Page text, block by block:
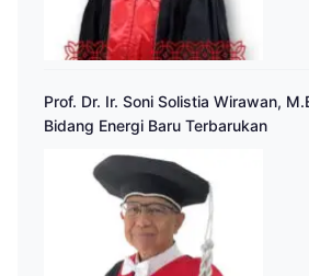
Prof. Dr. Ir. Soni Solistia Wirawan,
Bidang Energi Baru Terbarukan